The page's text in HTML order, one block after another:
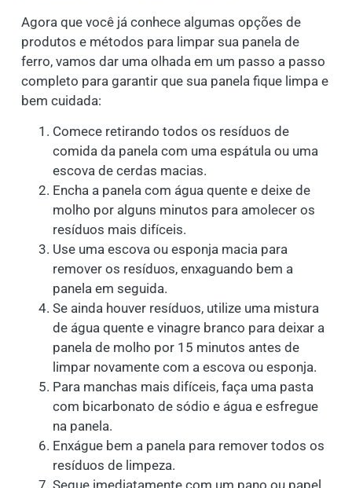
Agora que você já conhece algumas opções de
produtos e métodos para limpar sua panela de
ferro, vamos dar uma olhada em um passo a passo
completo para garantir que sua panela fique limpa e
bem cuidada:
Comece retirando todos os resíduos de
comida da panela com uma espátula ou uma
escova de cerdas macias.
Encha a panela com água quente e deixe de
molho por alguns minutos para amolecer os
resíduos mais difíceis.
Use uma escova ou esponja macia para
remover os resíduos, enxaguando bem a
panela em seguida.
Se ainda houver resíduos, utilize uma mistura
de água quente e vinagre branco para deixar a
panela de molho por 15 minutos antes de
limpar novamente com a escova ou esponja.
Para manchas mais difíceis, faça uma pasta
com bicarbonato de sódio e água e esfregue
na panela.
Enxágue bem a panela para remover todos os
resíduos de limpeza.